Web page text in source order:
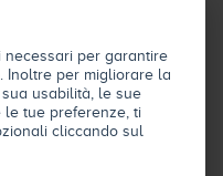
necessari per garantire
Inoltre per migliorare la
usabilità, le sue
le tue preferenze, ti
cliccando sul